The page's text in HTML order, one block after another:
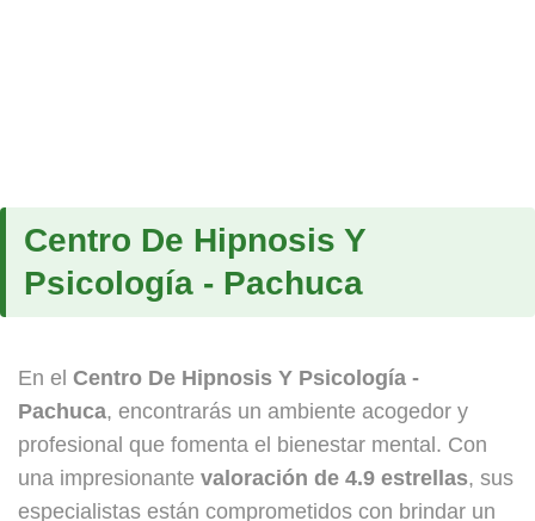
Centro De Hipnosis Y
Psicología - Pachuca
En el Centro De Hipnosis Y Psicología -
Pachuca, encontrarás un ambiente acogedor y
profesional que fomenta el bienestar mental. Con
una impresionante valoración de 4.9 estrellas, sus
especialistas están comprometidos con brindar un